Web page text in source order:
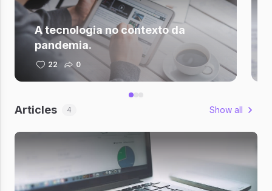
A tecnologia no contexto da
pandemia.
22 0
Articles 4 Show all